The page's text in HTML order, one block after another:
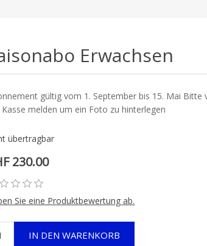
Erwachsen
gültig vom 1. September bis 15. Mai Bitte
Kasse melden um ein Foto zu hinterlegen
übertragbar
230.00
Sie eine Produktbewertung ab.